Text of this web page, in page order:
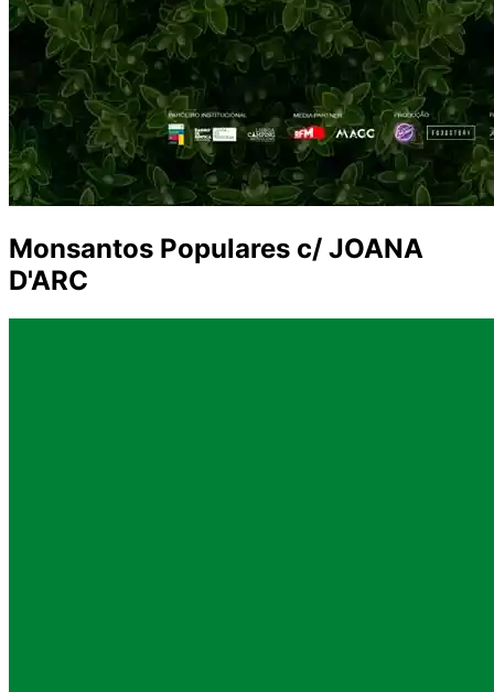
Monsantos Populares c/ JOANA
D'ARC